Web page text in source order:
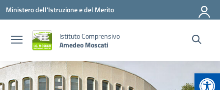
Vai ai contenuti
Vai al menu di navigazione
Vai al footer
Ministero dell'Istruzione e del Merito
Istituto Comprensivo
Amedeo Moscati